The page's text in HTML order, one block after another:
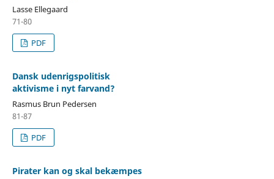
Lasse Ellegaard
71-80
PDF
Dansk udenrigspolitisk
aktivisme i nyt farvand?
Rasmus Brun Pedersen
81-87
PDF
Pirater kan og skal bekæmpes